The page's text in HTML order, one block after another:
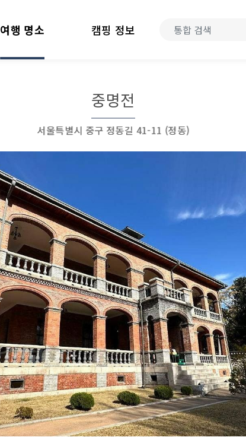
여행 명소 캠핑 정보
중명전
서울특별시 중구 정동길 41-11 (정동)